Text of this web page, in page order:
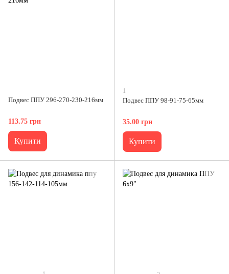
Подвес ППУ 296-270-230-216мм
113.75 грн
Купити
1
Подвес ППУ 98-91-75-65мм
35.00 грн
Купити